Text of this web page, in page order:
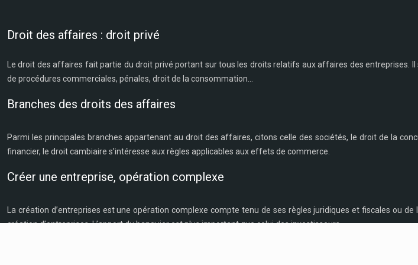
Droit des affaires : droit privé
Le droit des affaires fait partie du droit privé portant sur tous les droits relatifs aux affaires des entreprises.
de procédures commerciales, pénales, droit de la consommation…
Branches des droits des affaires
Parmi les principales branches appartenant au droit des affaires, citons celle des sociétés, le droit de la
financier, le droit cambiaire s’intéresse aux règles applicables aux effets de commerce.
Créer une entreprise, opération complexe
La création d’entreprises est une opération complexe compte tenu de ses règles juridiques et fiscales ou
création d’entreprises. L’apport du banquier est plus important que celui des investisseurs.